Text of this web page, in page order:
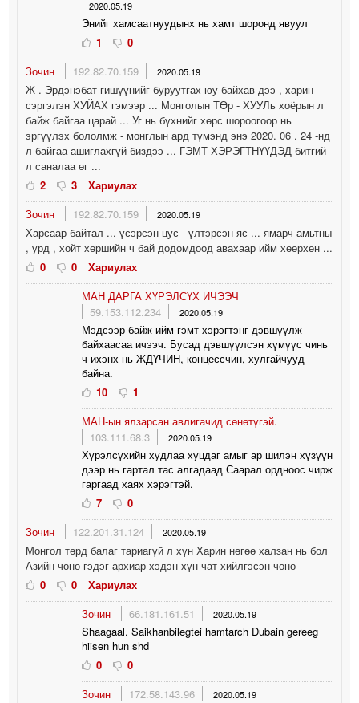
2020.05.19
Энийг хамсаатнуудынх нь хамт шоронд явуул
1
0
Зочин
192.82.70.159 2020.05.19
Ж . Эрдэнэбат гишүүнийг буруутгах юу байхав дээ , харин
сэргэлэн ХУЙАХ гэмээр ... Монголын ТӨр - ХУУЛь хоёрын л
байж байгаа царай ... Уг нь бүхнийг хөрс шороогоор нь
эргүүлэх бололмж - монглын ард түмэнд энэ 2020. 06 . 24 -нд
л байгаа ашиглахгүй биздээ ... ГЭМТ ХЭРЭГТНҮҮДЭД битгий
л саналаа өг ...
2
3
Хариулах
Зочин
192.82.70.159 2020.05.19
Харсаар байтал ... үсэрсэн цус - үлтэрсэн яс ... ямарч амьтны
, урд , хойт хөршийн ч бай додомдоод авахаар ийм хөөрхөн ...
0
0
Хариулах
МАН ДАРГА ХҮРЭЛСҮХ ИЧЭЭЧ
59.153.112.234
2020.05.19
Мэдсээр байж ийм гэмт хэрэгтэнг дэвшүүлж
байхаасаа ичээч. Бусад дэвшүүлсэн хүмүүс чинь
ч ихэнх нь ЖДҮЧИН, концессчин, хулгайчууд
байна.
10
1
МАН-ын ялзарсан авлигачид сөнөтүгэй.
103.111.68.3
2020.05.19
Хүрэлсүхийн худлаа хуцдаг амыг ар шилэн хүзүүн
дээр нь гартал тас алгадаад Саарал ордноос чирж
гаргаад хаях хэрэгтэй.
7
0
Зочин
122.201.31.124 2020.05.19
Монгол төрд балаг тариагүй л хүн Харин нөгөө халзан нь бол
Азийн чоно гэдэг архиар хэдэн хүн чат хийлгэсэн чоно
0
0
Хариулах
Зочин
66.181.161.51 2020.05.19
Shaagaal. Saikhanbilegtei hamtarch Dubain gereeg
hiisen hun shd
0
0
Зочин
172.58.143.96 2020.05.19